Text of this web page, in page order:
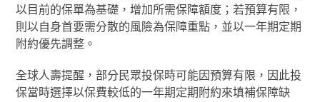
以目前的保單為基礎，增加所需保障額度；若預算有限，
則以自身首要需分散的風險為保障重點，並以一年期定期
附約優先調整。
全球人壽提醒，部分民眾投保時可能因預算有限，因此投
保當時選擇以保費較低的一年期定期附約來填補保障缺